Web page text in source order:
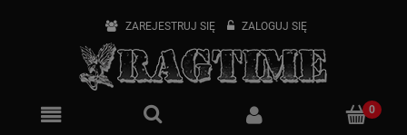
ZAREJESTRUJ SIĘ ZALOGUJ SIĘ